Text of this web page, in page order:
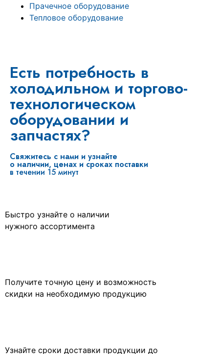
Прачечное оборудование
Тепловое оборудование
Есть потребность в
холодильном и торгово-
технологическом
оборудовании и
запчастях?
Свяжитесь с нами и узнайте
о наличии, ценах и сроках поставки
в течении 15 минут
Быстро узнайте о наличии
нужного ассортимента
Получите точную цену и возможность
скидки на необходимую продукцию
Узнайте сроки доставки продукции до